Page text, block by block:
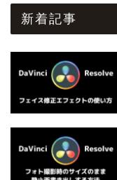
新着記事